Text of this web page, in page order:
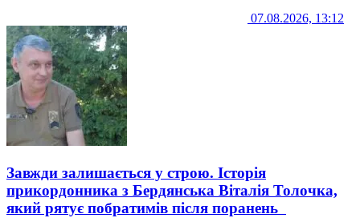
07.08.2026, 13:12
Завжди залишається у строю. Історія
прикордонника з Бердянська Віталія Толочка,
який рятує побратимів після поранень